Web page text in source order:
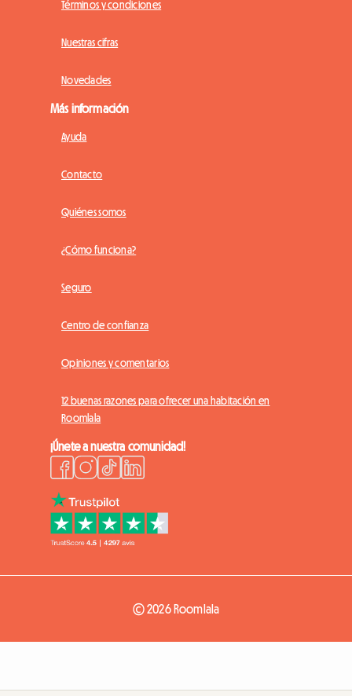
Términos y condiciones
Nuestras cifras
Novedades
Más información
Ayuda
Contacto
Quiénes somos
¿Cómo funciona?
Seguro
Centro de confianza
Opiniones y comentarios
12 buenas razones para ofrecer una habitación en
Roomlala
¡Únete a nuestra comunidad!
© 2026 Roomlala